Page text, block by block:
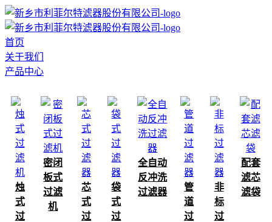
首页
关于我们
产品中心
烛
式
过
密闭
板式
过滤
机
芯
式
过
袋
式
过
全自动
反冲洗
过滤器
管
道
过
非
标
过
配套
滤芯
滤袋